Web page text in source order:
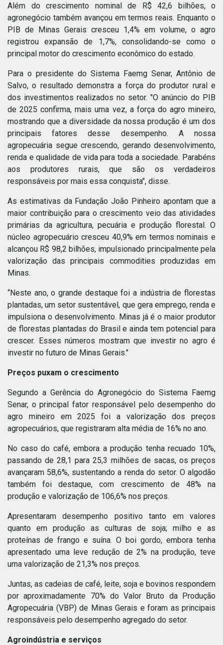
Além do crescimento nominal de R$ 42,6 bilhões, o
agronegócio também avançou em termos reais. Enquanto o
PIB de Minas Gerais cresceu 1,4% em volume, o agro
registrou expansão de 1,7%, consolidando-se como o
principal motor do crescimento econômico do estado.
Para o presidente do Sistema Faemg Senar, Antônio de
Salvo, o resultado demonstra a força do produtor rural e
dos investimentos realizados no setor. "O anúncio do PIB
de 2025 confirma, mais uma vez, a força do agro mineiro,
mostrando que a diversidade da nossa produção é um dos
principais fatores desse desempenho. A nossa
agropecuária segue crescendo, gerando desenvolvimento,
renda e qualidade de vida para toda a sociedade. Parabéns
aos produtores rurais, que são os verdadeiros
responsáveis por mais essa conquista", disse.
As estimativas da Fundação João Pinheiro apontam que a
maior contribuição para o crescimento veio das atividades
primárias da agricultura, pecuária e produção florestal. O
núcleo agropecuário cresceu 40,9% em termos nominais e
alcançou R$ 98,2 bilhões, impulsionado principalmente pela
valorização das principais commodities produzidas em
Minas.
“Neste ano, o grande destaque foi a indústria de florestas
plantadas, um setor sustentável, que gera emprego, renda e
impulsiona o desenvolvimento. Minas já é o maior produtor
de florestas plantadas do Brasil e ainda tem potencial para
crescer. Esses números mostram que investir no agro é
investir no futuro de Minas Gerais."
Preços puxam o crescimento
Segundo a Gerência do Agronegócio do Sistema Faemg
Senar, o principal fator responsável pelo desempenho do
agro mineiro em 2025 foi a valorização dos preços
agropecuários, que registraram alta média de 16% no ano.
No caso do café, embora a produção tenha recuado 10%,
passando de 28,1 para 25,3 milhões de sacas, os preços
avançaram 58,6%, sustentando a renda do setor. O algodão
também foi destaque, com crescimento de 48% na
produção e valorização de 106,6% nos preços.
Apresentaram desempenho positivo tanto em valores
quanto em produção as culturas de soja; milho e as
proteínas de frango e suína. O boi gordo, embora tenha
apresentado uma leve redução de 2% na produção, teve
uma valorização de 21,3% nos preços.
Juntas, as cadeias de café, leite, soja e bovinos respondem
por aproximadamente 70% do Valor Bruto da Produção
Agropecuária (VBP) de Minas Gerais e foram as principais
responsáveis pelo desempenho agregado do setor.
Agroindústria e serviços